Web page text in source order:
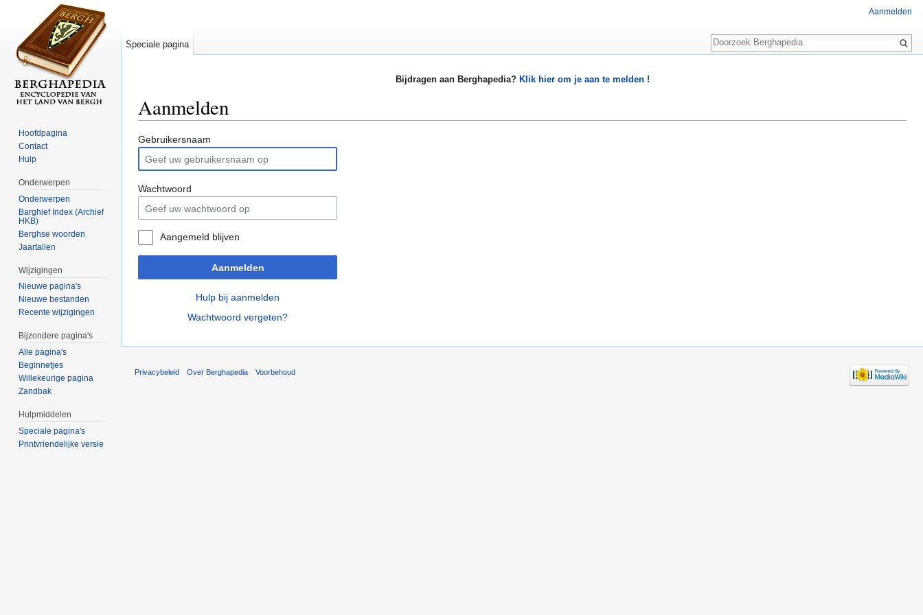
Bijdragen aan Berghapedia? Klik hier om je aan te melden !
Aanmelden
Gebruikersnaam
Wachtwoord
Aangemeld blijven
Aanmelden
Hulp bij aanmelden
Wachtwoord vergeten?
Aanmelden
Speciale pagina
Zoeken
Hoofdpagina
Contact
Hulp
Onderwerpen
Onderwerpen
Barghief Index (Archief
HKB)
Berghse woorden
Jaartallen
Wijzigingen
Nieuwe pagina's
Nieuwe bestanden
Recente wijzigingen
Bijzondere pagina's
Alle pagina's
Beginnetjes
Willekeurige pagina
Zandbak
Hulpmiddelen
Speciale pagina's
Printvriendelijke versie
Privacybeleid Over Berghapedia Voorbehoud